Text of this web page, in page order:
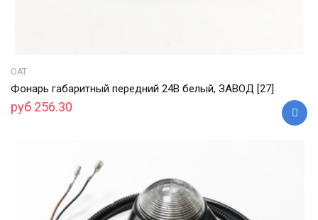
ОАТ
Фонарь габаритный передний 24В белый, ЗАВОД [27]
руб 256.30